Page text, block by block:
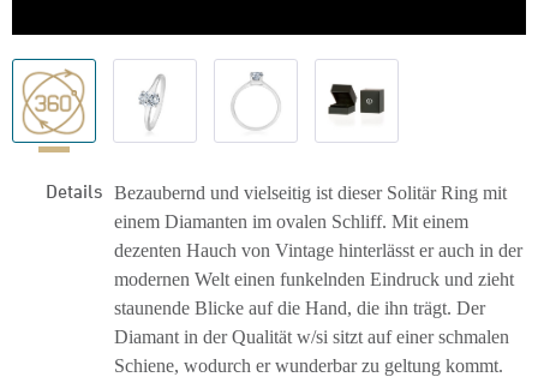
Details Bezaubernd und vielseitig ist dieser Solitär Ring mit
einem Diamanten im ovalen Schliff. Mit einem
dezenten Hauch von Vintage hinterlässt er auch in der
modernen Welt einen funkelnden Eindruck und zieht
staunende Blicke auf die Hand, die ihn trägt. Der
Diamant in der Qualität w/si sitzt auf einer schmalen
Schiene, wodurch er wunderbar zu geltung kommt.